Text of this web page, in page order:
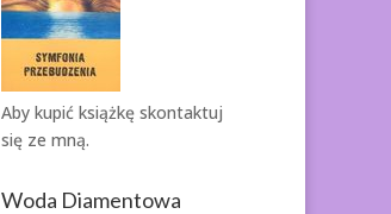
Aby kupić książkę skontaktuj
się ze mną.
Woda Diamentowa